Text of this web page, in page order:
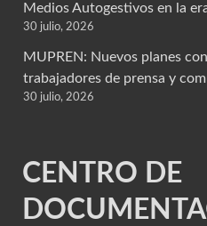
Medios Autogestivos en la
30 julio, 2026
MUPREN: Nuevos planes
trabajadores de prensa y
30 julio, 2026
CENTRO DE